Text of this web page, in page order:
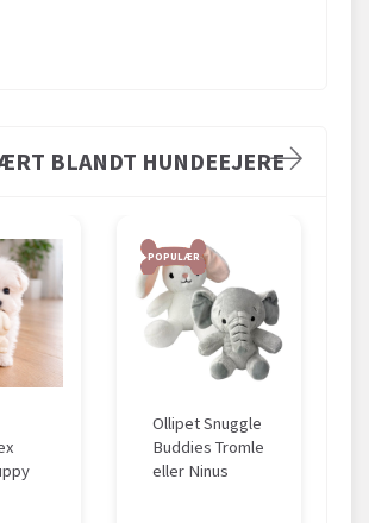
BLANDT HUNDEEJERE
POPULÆR
Ollipet Snuggle
Buddies Tromle
eller Ninus